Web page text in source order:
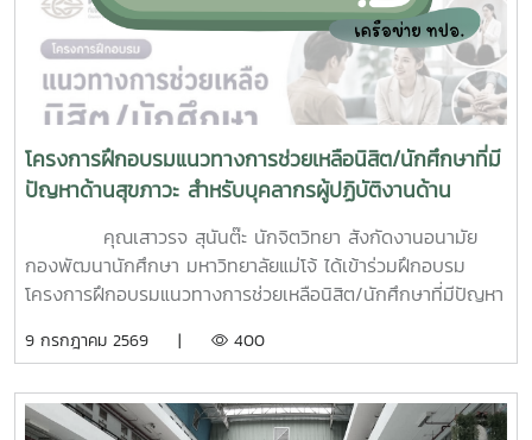
โครงการฝึกอบรมแนวทางการช่วยเหลือนิสิต/นักศึกษาที่มี
ปัญหาด้านสุขภาวะ สำหรับบุคลากรผู้ปฏิบัติงานด้าน
คุณเสาวรจ สุนันต๊ะ นักจิตวิทยา สังกัดงานอนามัย
กองพัฒนานักศึกษา มหาวิทยาลัยแม่โจ้ ได้เข้าร่วมฝึกอบรม
โครงการฝึกอบรมแนวทางการช่วยเหลือนิสิต/นักศึกษาที่มีปัญหา
ที่ 6–7 กรกฎาคม 2569 ณ ห้องบรรยาย ชั้น 1 กองพัฒนานิสิต
บุคลากรจากทั้งเครือข่าย ทปอ. และเครือข่ายสมาคมอุดมศึกษา
9 กรกฎาคม 2569 | 400